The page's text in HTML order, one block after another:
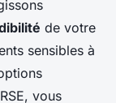
de votre
sensibles à
vous